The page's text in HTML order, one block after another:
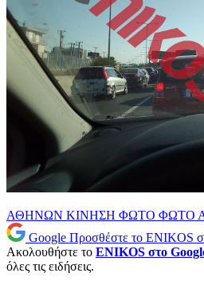
ΑΘΗΝΩΝ ΚΙΝΗΣΗ ΦΩΤΟ ΦΩΤΟ
Google Προσθέστε το ENIKOS
Ακολουθήστε το ENIKOS στο
όλες τις ειδήσεις.